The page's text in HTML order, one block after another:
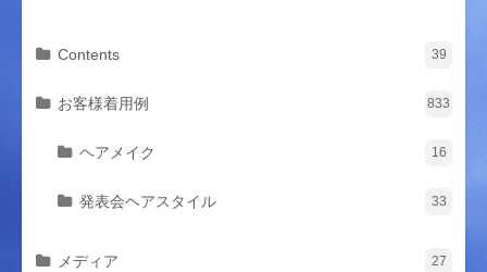
Contents 39
お客様着用例 833
ヘアメイク 16
発表会ヘアスタイル 33
メディア 27